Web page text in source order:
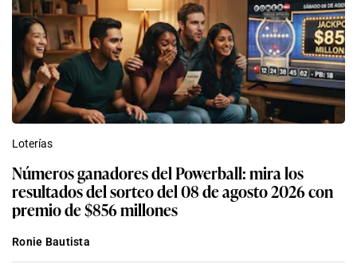
Loterías
Números ganadores del Powerball: mira los
resultados del sorteo del 08 de agosto 2026 con
premio de $856 millones
Ronie Bautista